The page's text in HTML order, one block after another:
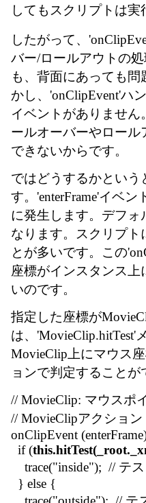
してもスクリプトは実
したがって、
バー/ロールアウトの
も、背面にあっても
かし、'onClipEvent'ハ
イベントがありませ
ールオーバーやロー
できないからです。
ではどうするかという
す。'enterFrame'イベ
に発生します。デフォ
なります。スクリプ
とが多いです。この
座標がインスタンス
いのです。
指定した座標が
は、'MovieClip.hitTest'
MovieClip上にマウス
ョンで判定することが
// MovieClip: マウスポ
// MovieClipアクション
onClipEvent
if (
trace("inside"); // テ
} else {